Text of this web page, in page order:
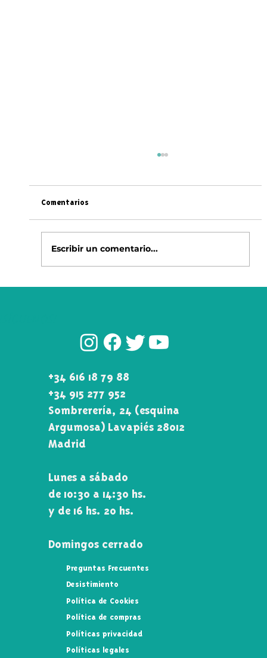
Comentarios
Escribir un comentario...
+34 616 18 79 88
+34 915 277 952
Sombrerería, 24 (esquina
Argumosa) Lavapiés 28012
Madrid
Lunes a sábado
de 10:30 a 14:30 hs.
y de 16 hs. 20 hs.
Domingos cerrado
Preguntas Frecuentes
Desistimiento
Política de Cookies
Política de compras
Políticas privacidad
Políticas legales